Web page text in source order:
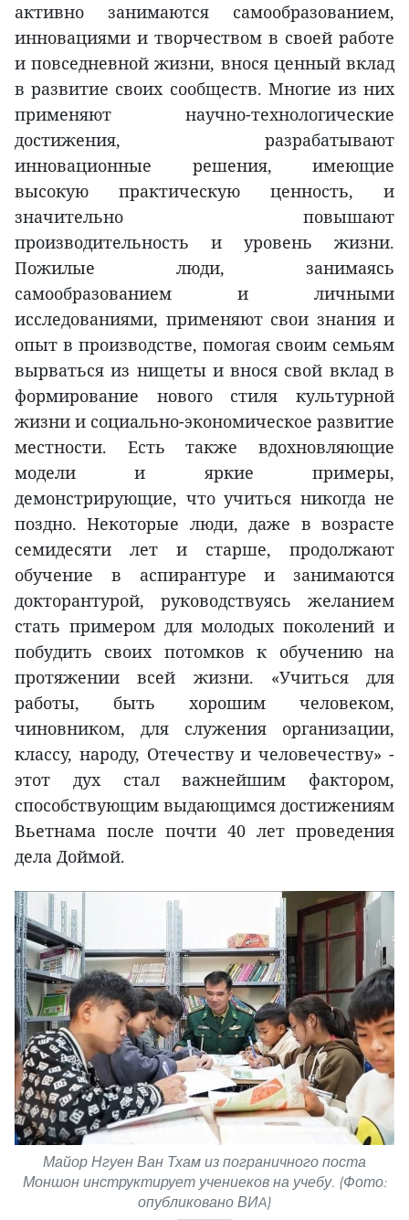
активно занимаются самообразованием,
инновациями и творчеством в своей работе
и повседневной жизни, внося ценный вклад
в развитие своих сообществ. Многие из них
применяют научно-технологические
достижения, разрабатывают
инновационные решения, имеющие
высокую практическую ценность, и
значительно повышают
производительность и уровень жизни.
Пожилые люди, занимаясь
самообразованием и личными
исследованиями, применяют свои знания и
опыт в производстве, помогая своим семьям
вырваться из нищеты и внося свой вклад в
формирование нового стиля культурной
жизни и социально-экономическое развитие
местности. Есть также вдохновляющие
модели и яркие примеры,
демонстрирующие, что учиться никогда не
поздно. Некоторые люди, даже в возрасте
семидесяти лет и старше, продолжают
обучение в аспирантуре и занимаются
докторантурой, руководствуясь желанием
стать примером для молодых поколений и
побудить своих потомков к обучению на
протяжении всей жизни. «Учиться для
работы, быть хорошим человеком,
чиновником, для служения организации,
классу, народу, Отечеству и человечеству» -
этот дух стал важнейшим фактором,
способствующим выдающимся достижениям
Вьетнама после почти 40 лет проведения
дела Доймой.
Майор Нгуен Ван Тхам из пограничного поста
Моншон инструктирует учениеков на учебу. (Фото:
опубликовано ВИA)